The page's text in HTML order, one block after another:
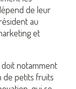
de leur
au
et
doit notamment
de petits fruits